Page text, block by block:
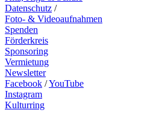
Datenschutz /
Foto- & Videoaufnahmen
Spenden
Förderkreis
Sponsoring
Vermietung
Newsletter
Facebook /YouTube
Instagram
Kulturring